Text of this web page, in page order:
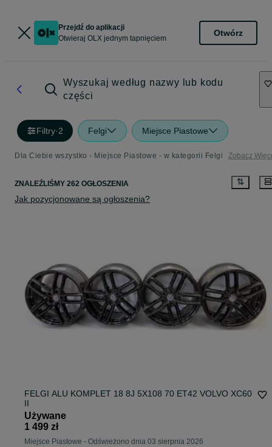
Przejdź do aplikacji
Otwieraj OLX jednym tapnięciem
Otwórz
Wyszukaj według nazwy lub kodu
części
Filtry·2 Felgi Miejsce Piastowe
Dla Ciebie wszystko - Miejsce Piastowe - w kategorii Felgi Zobacz
ZNALEŹLIŚMY 262 OGŁOSZENIA
Jak pozycjonowane są ogłoszenia?
FELGI ALU KOMPLET 18 8J 5X108 70 ET42 VOLVO XC60
II
Używane
1 499 zł
Miejsce Piastowe - Odświeżono dnia 03 sierpnia 2026